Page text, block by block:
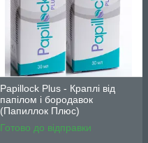
Papillock Рlus - Краплі від
папілом і бородавок
(Папиллок Плюс)
ВНУТРІШНІЙ
Готово до відправки